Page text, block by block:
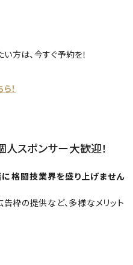
方は、今すぐ予約を！
！
人スポンサー大歓迎！
に格闘技業界を盛り上げません
枠の提供など、多様なメリット